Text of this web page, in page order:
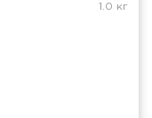
1.0 кг